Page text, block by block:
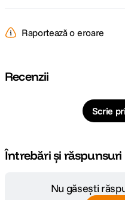
Raportează o eroare
Recenzii
Scrie
Întrebări și răspunsuri
Nu găsești